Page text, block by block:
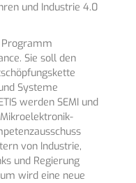
und Industrie 4.0
Programm
Sie soll den
Systeme
werden SEMI und
von Industrie,
und Regierung
wird eine neue